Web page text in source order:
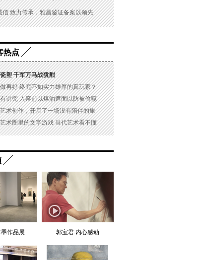
信 致力传承，雅昌鉴证备案以领先
热点
塑 千军万马战犹酣
再好 终究不如实力雄厚的真玩家？
讲究 入窑前以煤油遮面以防被偷窥
术创作，开启了一场没有陪伴的旅
术圈里的文字游戏 当代艺术看不懂
作品展 郭宝君:内心感动